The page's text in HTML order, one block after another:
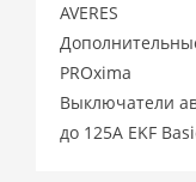
AVERES
PROxima
Выключатели
до 125А EKF